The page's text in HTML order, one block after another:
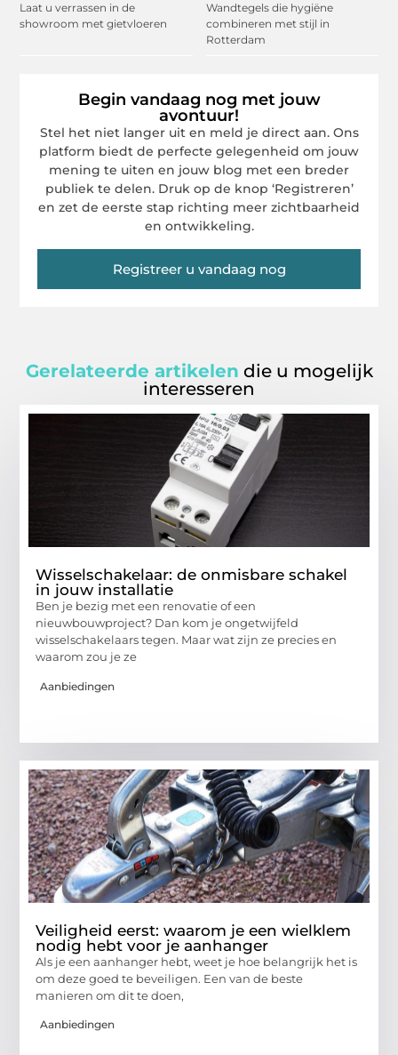
Laat u verrassen in de
showroom met gietvloeren
Wandtegels die hygiëne
combineren met stijl in
Rotterdam
Begin vandaag nog met jouw
avontuur!
Stel het niet langer uit en meld je direct aan. Ons
platform biedt de perfecte gelegenheid om jouw
mening te uiten en jouw blog met een breder
publiek te delen. Druk op de knop ‘Registreren’
en zet de eerste stap richting meer zichtbaarheid
en ontwikkeling.
Registreer u vandaag nog
Gerelateerde artikelen die u mogelijk
interesseren
Wisselschakelaar: de onmisbare schakel
in jouw installatie
Ben je bezig met een renovatie of een
nieuwbouwproject? Dan kom je ongetwijfeld
wisselschakelaars tegen. Maar wat zijn ze precies en
waarom zou je ze
Aanbiedingen
Veiligheid eerst: waarom je een wielklem
nodig hebt voor je aanhanger
Als je een aanhanger hebt, weet je hoe belangrijk het is
om deze goed te beveiligen. Een van de beste
manieren om dit te doen,
Aanbiedingen